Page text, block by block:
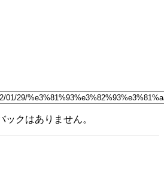
ックはありません。